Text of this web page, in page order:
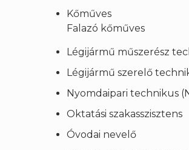
Kőműves
Falazó kőműves
Légijármű műszerész
Légijármű szerelő
Nyomdaipari technikus
Oktatási szakasszisztens
Óvodai nevelő